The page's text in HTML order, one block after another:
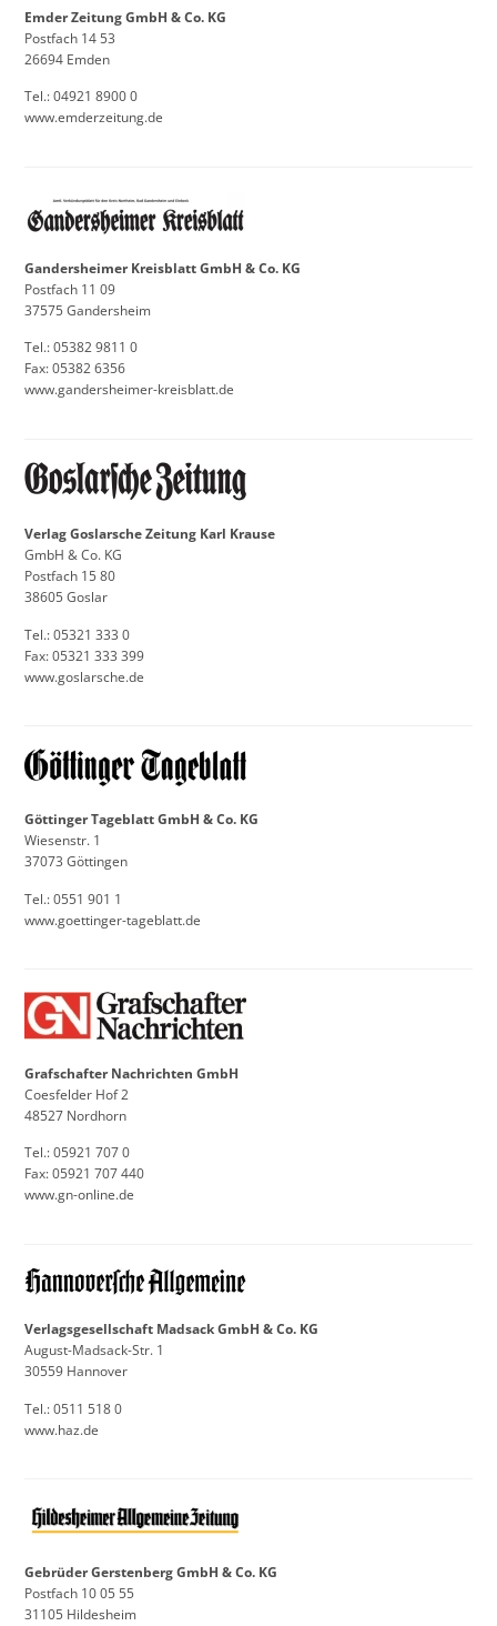
Emder Zeitung GmbH & Co. KG
Postfach 14 53
26694 Emden
Tel.: 04921 8900 0
www.emderzeitung.de
Gandersheimer Kreisblatt GmbH & Co. KG
Postfach 11 09
37575 Gandersheim
Tel.: 05382 9811 0
Fax: 05382 6356
www.gandersheimer-kreisblatt.de
Verlag Goslarsche Zeitung Karl Krause
GmbH & Co. KG
Postfach 15 80
38605 Goslar
Tel.: 05321 333 0
Fax: 05321 333 399
www.goslarsche.de
Göttinger Tageblatt GmbH & Co. KG
Wiesenstr. 1
37073 Göttingen
Tel.: 0551 901 1
www.goettinger-tageblatt.de
Grafschafter Nachrichten GmbH
Coesfelder Hof 2
48527 Nordhorn
Tel.: 05921 707 0
Fax: 05921 707 440
www.gn-online.de
Verlagsgesellschaft Madsack GmbH & Co. KG
August-Madsack-Str. 1
30559 Hannover
Tel.: 0511 518 0
www.haz.de
Gebrüder Gerstenberg GmbH & Co. KG
Postfach 10 05 55
31105 Hildesheim